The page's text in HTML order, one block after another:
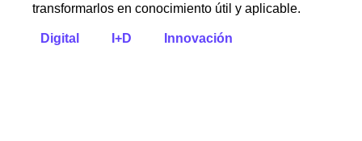
transformarlos en conocimiento útil y aplicable.
Digital I+D Innovación